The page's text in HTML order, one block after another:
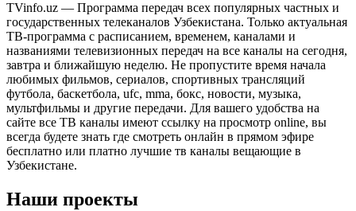
TVinfo.uz — Программа передач всех популярных частных и
государственных телеканалов Узбекистана. Только актуальная
ТВ-программа с расписанием, временем, каналами и
названиями телевизионных передач на все каналы на сегодня,
завтра и ближайшую неделю. Не пропустите время начала
любимых фильмов, сериалов, спортивных трансляций
футбола, баскетбола, ufc, mma, бокс, новости, музыка,
мультфильмы и другие передачи. Для вашего удобства на
сайте все ТВ каналы имеют ссылку на просмотр online, вы
всегда будете знать где смотреть онлайн в прямом эфире
бесплатно или платно лучшие тв каналы вещающие в
Узбекистане.
Наши проекты